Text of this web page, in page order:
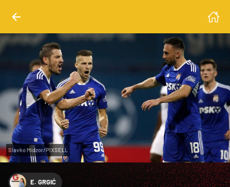
Slavko Midzor/PIXSELL
E. GRGIĆ